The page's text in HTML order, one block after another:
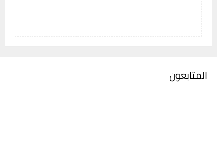
المتابعون